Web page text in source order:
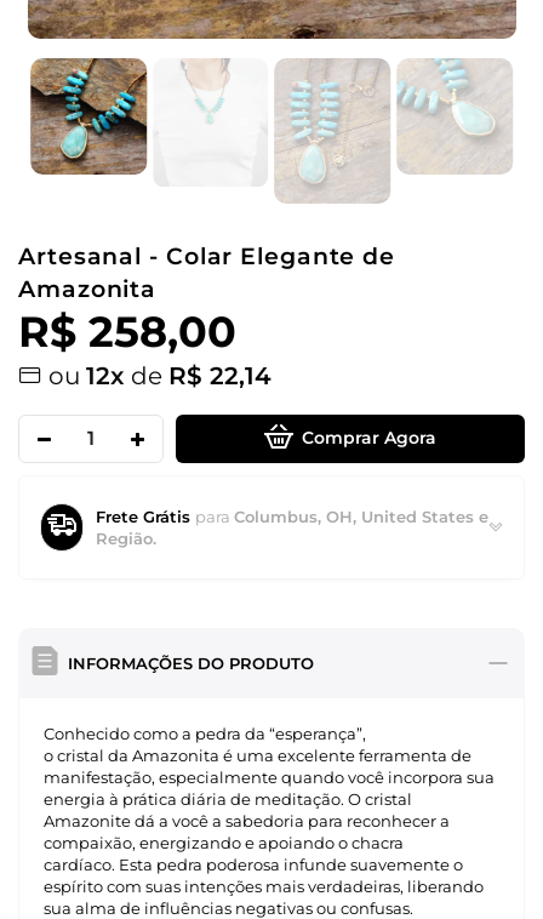
Artesanal - Colar Elegante de
Amazonita
R$ 258,00
ou 12x de R$ 22,14
Comprar Agora
Frete Grátis para Columbus, OH, United States e
Região.
INFORMAÇÕES DO PRODUTO
Conhecido como a pedra da “esperança”,
o cristal da Amazonita é uma excelente ferramenta de
manifestação, especialmente quando você incorpora sua
energia à prática diária de meditação. O cristal
Amazonite dá a você a sabedoria para reconhecer a
compaixão, energizando e apoiando o chacra
cardíaco. Esta pedra poderosa infunde suavemente o
espírito com suas intenções mais verdadeiras, liberando
sua alma de influências negativas ou confusas.